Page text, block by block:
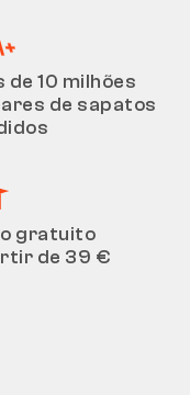
de 10 milhões
de sapatos
gratuito
de 39 €